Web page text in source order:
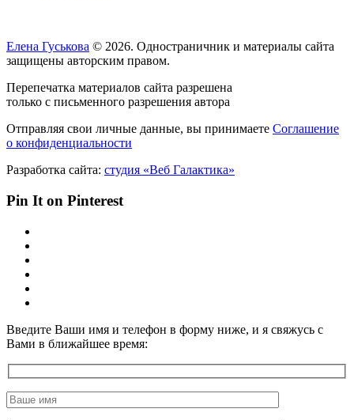
Елена Гуськова © 2026. Одностраничник и материалы сайта
защищены авторским правом.
Перепечатка материалов сайта разрешена
только с письменного разрешения автора
Отправляя свои личные данные, вы принимаете Соглашение
о конфиденциальности
Разработка сайта: студия «Веб Галактика»
Pin It on Pinterest
Введите Ваши имя и телефон в форму ниже, и я свяжусь с
Вами в ближайшее время: